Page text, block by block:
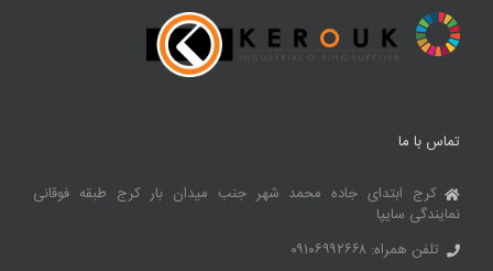
تماس با ما
کرج ابتدای جاده محمد شهر جنب میدان بار کرج طبقه فوقانی
نمایندگی سایپا
تلفن همراه: ۰۹۱۰۶۹۹۲۶۶۸